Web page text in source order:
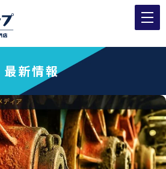
最新情報